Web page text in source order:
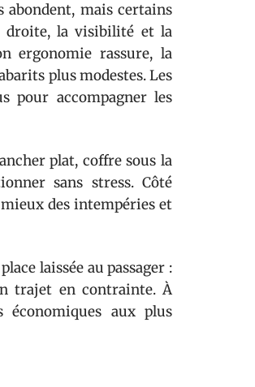
abondent, mais certains
droite, la visibilité et la
ergonomie rassure, la
plus modestes. Les
pour accompagner les
plat, coffre sous la
sans stress. Côté
des intempéries et
laissée au passager :
trajet en contrainte. À
économiques aux plus